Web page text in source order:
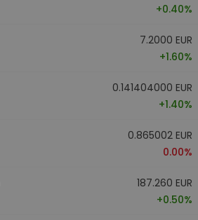
+0.40%
7.2000 EUR
+1.60%
0.141404000 EUR
+1.40%
0.865002 EUR
0.00%
187.260 EUR
+0.50%